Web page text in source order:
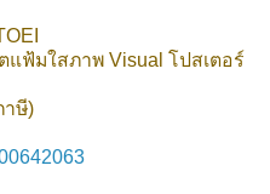
แฟ้มใสภาพ Visual โปสเตอร์
าษี)